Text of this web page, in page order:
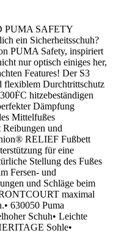
PUMA SAFETY
ein Sicherheitsschuh?
PUMA Safety, inspiriert
nur optisch einiges her,
Features! Der S3
flexiblem Durchtrittschutz
hitzebeständigen
Dämpfung
Mittelfußes
und
RELIEF Fußbett
für eine
Stellung des Fußes
Fersen- und
und Schläge beim
maximal
630050 Puma
Schuh• Leichte
Sohle•